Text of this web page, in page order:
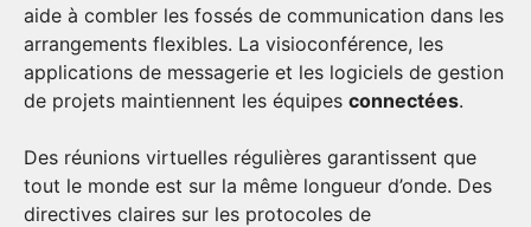
aide à combler les fossés de communication dans les
arrangements flexibles. La visioconférence, les
applications de messagerie et les logiciels de gestion
de projets maintiennent les équipes connectées.
Des réunions virtuelles régulières garantissent que
tout le monde est sur la même longueur d’onde. Des
directives claires sur les protocoles de